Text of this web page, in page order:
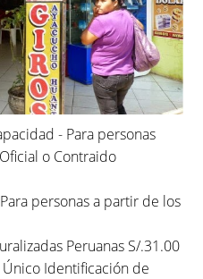
- Para personas
o Contraido
personas a partir de los
Peruanas S/.31.00
Identificación de